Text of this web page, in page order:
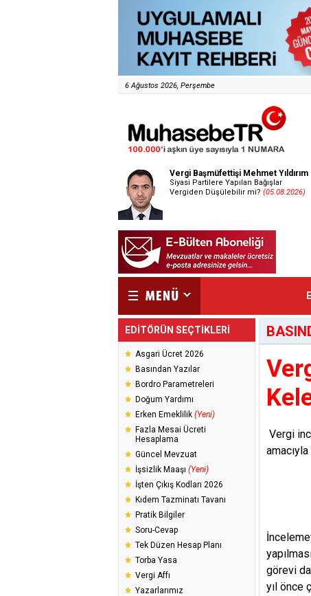
6 Ağustos 2026, Perşembe
Vergi Başmüfettişi Mehmet Yıldırım
Siyasi Partilere Yapılan Bağışlar
Vergiden Düşülebilir mi? (05.08.2026)
EDİTÖRÜN SEÇTİKLERİ
Asgari Ücret 2026
Basından Yazılar
Bordro Parametreleri
Doğum Yardımı
Erken Emeklilik (Yeni)
Fazla Mesai Ücreti
Hesaplama
Güncel Mevzuat
İşsizlik Maaşı (Yeni)
İşten Çıkış Kodları 2026
Kıdem Tazminatı Tavanı
Pratik Bilgiler
Soru-Cevap
Tek Düzen Hesap Planı
Torba Yasa
Vergi Affı
Yazarlarımız
Vergi
görevi
yıl önce